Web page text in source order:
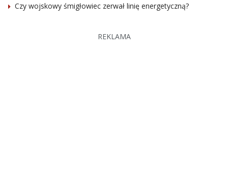
Czy wojskowy śmigłowiec zerwał linię energetyczną?
REKLAMA